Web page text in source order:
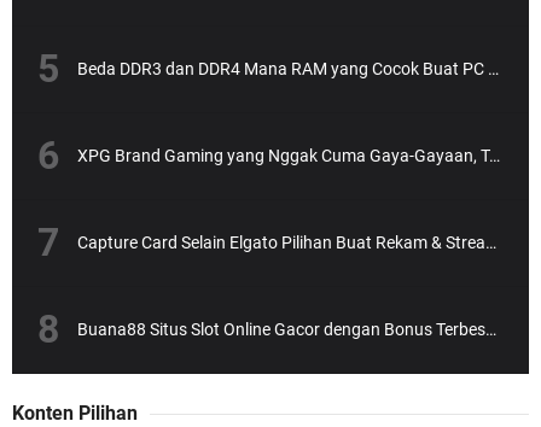
Beda DDR3 dan DDR4 Mana RAM yang Cocok Buat PC Kamu?
XPG Brand Gaming yang Nggak Cuma Gaya-Gayaan, Tapi Performa Nendang!
Capture Card Selain Elgato Pilihan Buat Rekam & Streaming Tanpa Ribet
Buana88 Situs Slot Online Gacor dengan Bonus Terbesar dan Paling Menguntungkan
Konten Pilihan